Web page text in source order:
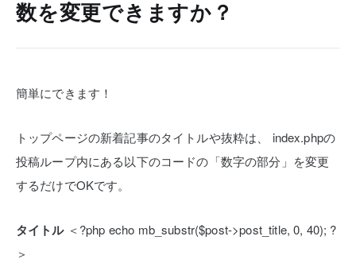
数を変更できますか？
簡単にできます！
トップページの新着記事のタイトルや抜粋は、
index.phpの
投稿ループ内にある以下のコードの「数字の部分」を変更
するだけでOKです。
タイトル＜?php echo mb_substr($post->post_title, 0, 40); ?
＞